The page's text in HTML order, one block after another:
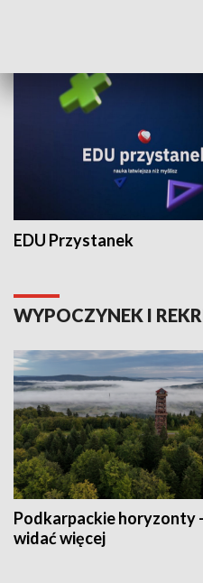
EDU Przystanek
WYPOCZYNEK I
Podkarpackie horyzonty
widać więcej